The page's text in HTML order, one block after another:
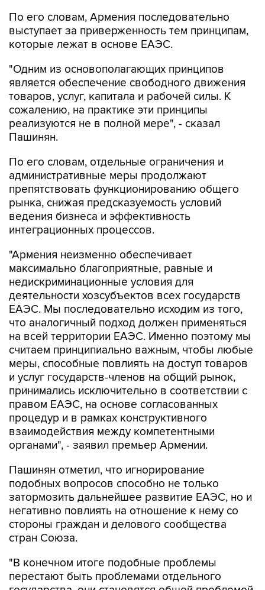
По его словам, Армения последовательно
выступает за приверженность тем принципам,
которые лежат в основе ЕАЭС.
"Одним из основополагающих принципов
является обеспечение свободного движения
товаров, услуг, капитала и рабочей силы. К
сожалению, на практике эти принципы
реализуются не в полной мере", - сказал
Пашинян.
По его словам, отдельные ограничения и
административные меры продолжают
препятствовать функционированию общего
рынка, снижая предсказуемость условий
ведения бизнеса и эффективность
интеграционных процессов.
"Армения неизменно обеспечивает
максимально благоприятные, равные и
недискриминационные условия для
деятельности хозсубъектов всех государств
ЕАЭС. Мы последовательно исходим из того,
что аналогичный подход должен применяться
на всей территории ЕАЭС. Именно поэтому мы
считаем принципиально важным, чтобы любые
меры, способные повлиять на доступ товаров
и услуг государств-членов на общий рынок,
принимались исключительно в соответствии с
правом ЕАЭС, на основе согласованных
процедур и в рамках конструктивного
взаимодействия между компетентными
органами", - заявил премьер Армении.
Пашинян отметил, что игнорирование
подобных вопросов способно не только
затормозить дальнейшее развитие ЕАЭС, но и
негативно повлиять на отношение к нему со
стороны граждан и делового сообщества
стран Союза.
"В конечном итоге подобные проблемы
перестают быть проблемами отдельного